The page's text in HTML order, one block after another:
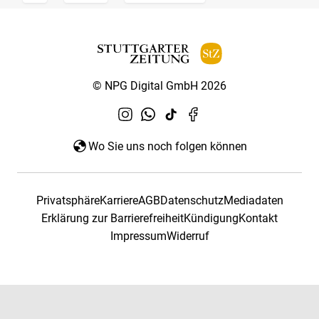
© NPG Digital GmbH 2026
Wo Sie uns noch folgen können
PrivatsphäreKarriereAGBDatenschutzMediadaten
Erklärung zur BarrierefreiheitKündigungKontakt
ImpressumWiderruf